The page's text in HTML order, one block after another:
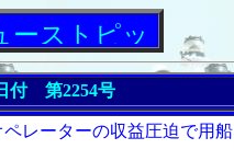
ックス
付 第2254号
レーターの収益圧迫で用船